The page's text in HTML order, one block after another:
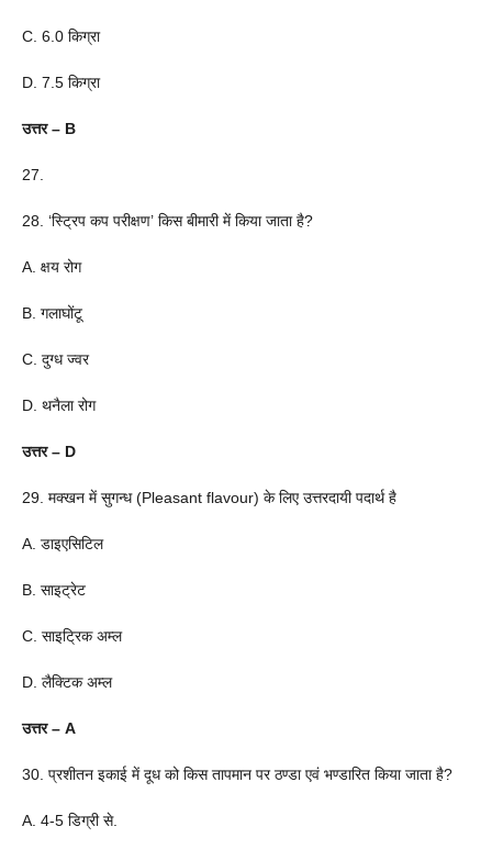
C. 6.0 किग्रा
D. 7.5 किग्रा
उत्तर – B
27.
28. ‘स्ट्रिप कप परीक्षण’ किस बीमारी में किया जाता है?
A. क्षय रोग
B. गलाघोंटू
C. दुग्ध ज्वर
D. थनैला रोग
उत्तर – D
29. मक्खन में सुगन्ध (Pleasant flavour) के लिए उत्तरदायी पदार्थ है
A. डाइएसिटिल
B. साइट्रेट
C. साइट्रिक अम्ल
D. लैक्टिक अम्ल
उत्तर – A
30. प्रशीतन इकाई में दूध को किस तापमान पर ठण्डा एवं भण्डारित किया जाता है?
A. 4-5 डिग्री से.